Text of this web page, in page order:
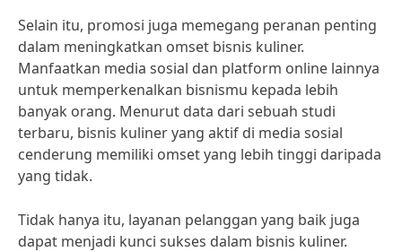
Selain itu, promosi juga memegang peranan penting
dalam meningkatkan omset bisnis kuliner.
Manfaatkan media sosial dan platform online lainnya
untuk memperkenalkan bisnismu kepada lebih
banyak orang. Menurut data dari sebuah studi
terbaru, bisnis kuliner yang aktif di media sosial
cenderung memiliki omset yang lebih tinggi daripada
yang tidak.
Tidak hanya itu, layanan pelanggan yang baik juga
dapat menjadi kunci sukses dalam bisnis kuliner.